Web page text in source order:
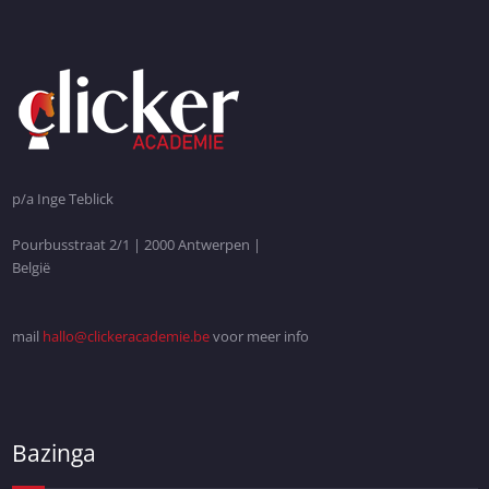
p/a Inge Teblick
Pourbusstraat 2/1 | 2000 Antwerpen |
België
mail hallo@clickeracademie.bevoor meer info
Bazinga